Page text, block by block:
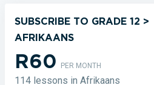
SUBSCRIBE TO GRADE 12 >
AFRIKAANS
R60PER MONTH
114 lessons in Afrikaans